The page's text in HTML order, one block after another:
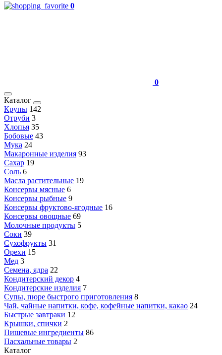
0
0
Каталог
Крупы 142
Отруби 3
Хлопья 35
Бобовые 43
Мука 24
Макаронные изделия 93
Сахар 19
Соль 6
Масла растительные 19
Консервы мясные 6
Консервы рыбные 9
Консервы фруктово-ягодные 16
Консервы овощные 69
Молочные продукты 5
Соки 39
Сухофрукты 31
Орехи 15
Мед 3
Семена, ядра 22
Кондитерский декор 4
Кондитерские изделия 7
Супы, пюре быстрого приготовления 8
Чай, чайные напитки, кофе, кофейные напитки, какао 24
Быстрые завтраки 12
Крышки, спички 2
Пищевые ингредиенты 86
Пасхальные товары 2
Каталог